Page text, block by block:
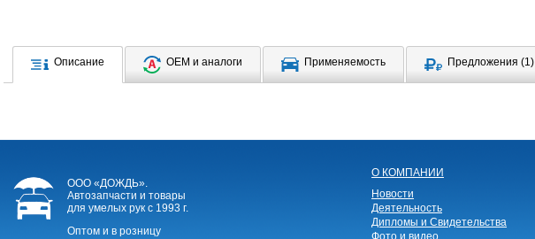
Описание OEM и аналоги Применяемость Предложения (1)
ООО «ДОЖДЬ».
Автозапчасти и товары
для умелых рук с 1993 г.
Оптом и в розницу
О КОМПАНИИ
Новости
Деятельность
Дипломы и Свидетельства
Фото и видео